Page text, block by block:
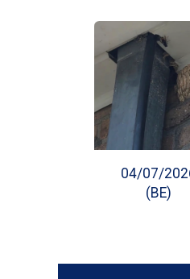
04/07/
(BE)